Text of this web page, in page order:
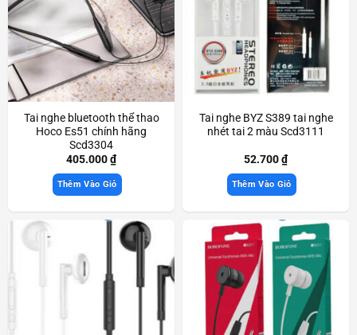
Tai nghe bluetooth thể thao
Hoco Es51 chính hãng
Scd3304
405.000₫
Thêm Vào Giỏ
Tai nghe BYZ S389 tai nghe
nhét tai 2 màu Scd3111
52.700₫
Thêm Vào Giỏ